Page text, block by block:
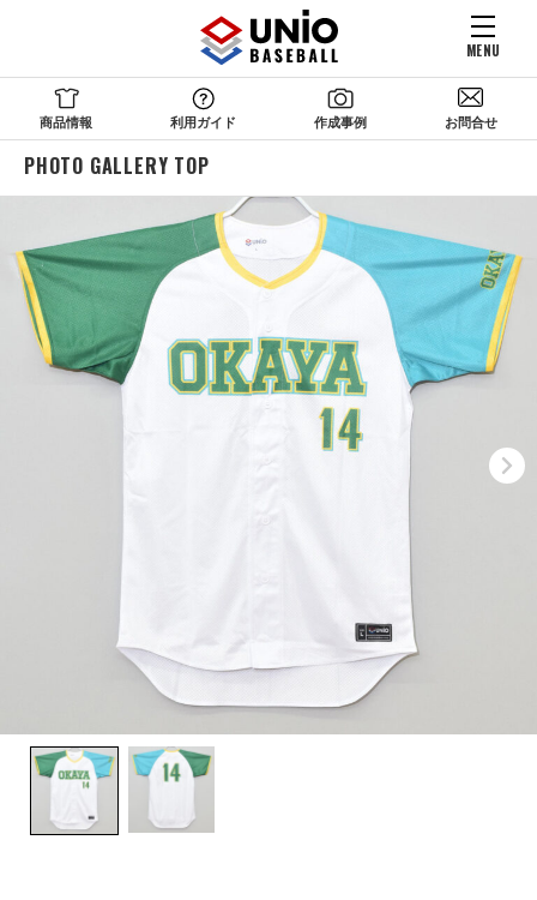
MENU
商品情報 利用ガイド 作成事例 お問合せ
PHOTO GALLERY TOP